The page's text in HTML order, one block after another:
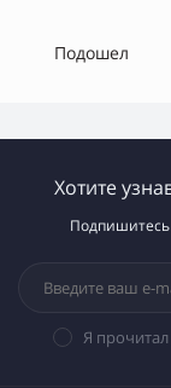
Подошел
Хотите
Подпишитесь
Я прочитал